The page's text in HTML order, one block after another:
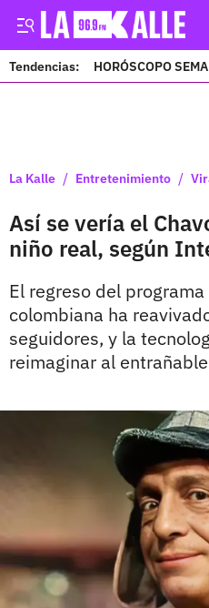
Tendencias: HORÓSCOPO
La Kalle / Entretenimiento /
Así se vería el
niño real, según
El regreso del
colombiana ha
seguidores, y la
reimaginar al